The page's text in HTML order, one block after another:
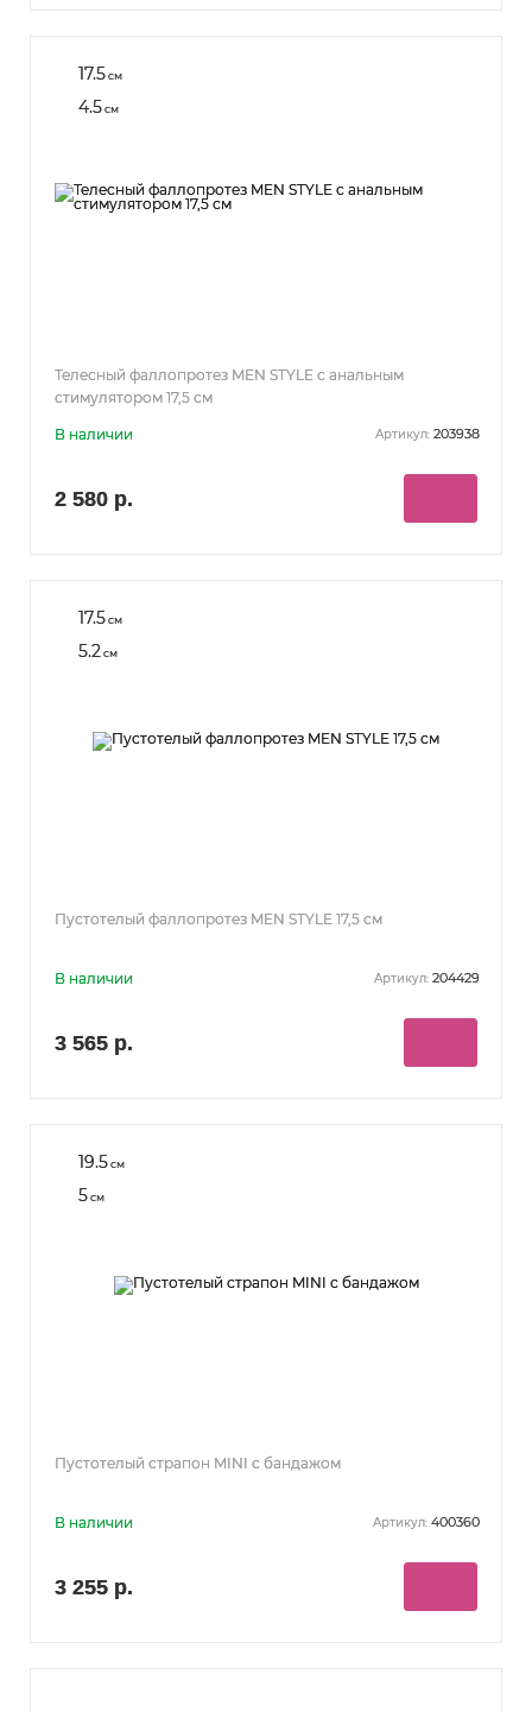
17.5см
4.5см
Телесный фаллопротез MEN STYLE с анальным
стимулятором 17,5 см
В наличии Артикул: 203938
2 580 р.
17.5см
5.2 см
Пустотелый фаллопротез MEN STYLE 17,5 см
В наличии Артикул: 204429
3 565 р.
19.5см
5см
Пустотелый страпон MINI с бандажом
В наличии Артикул: 400360
3 255 р.